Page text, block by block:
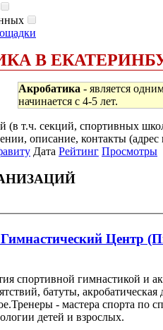
В
Акробатика - является
начинается с 4-5 лет.
(в т.ч. секций, спортивных
описание, контакты
Дата Рейтинг Просмотры
Центр
спортивной гимнастикой и
батуты,
- мастера спорта по
детей и взрослых.